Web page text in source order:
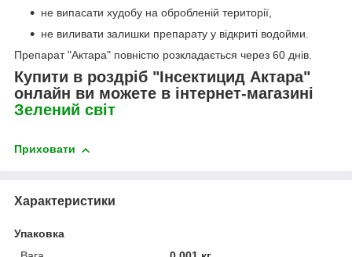
не випасати худобу на обробленій території,
не виливати залишки препарату у відкриті водойми.
Препарат "Актара" повністю розкладається через 60 днів.
Купити в роздріб "Інсектицид Актара"
онлайн ви можете в інтернет-магазині
Зелений світ
Приховати
Характеристики
Упаковка